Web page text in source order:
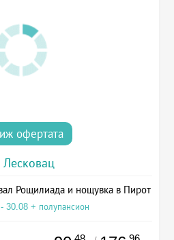
офертата
Лесковац
Рощилиада и нощувка в Пирот
30.08 + полупансион